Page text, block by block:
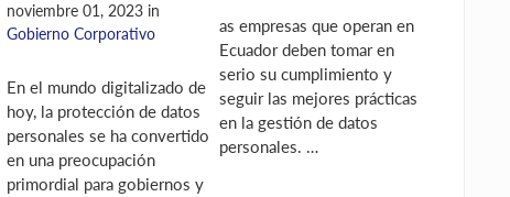
noviembre 01, 2023 in
Gobierno Corporativo
En el mundo digitalizado de
hoy, la protección de datos
personales se ha convertido
en una preocupación
primordial para gobiernos y
as empresas que operan en
Ecuador deben tomar en
serio su cumplimiento y
seguir las mejores prácticas
en la gestión de datos
personales. …